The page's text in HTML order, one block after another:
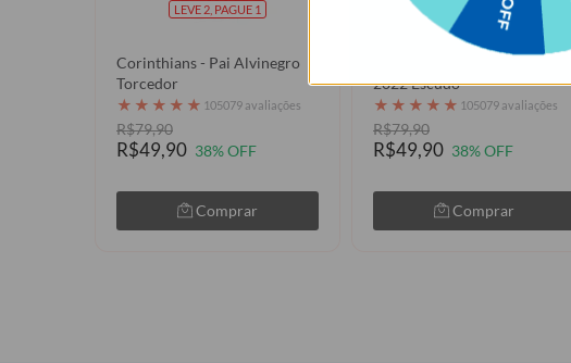
LEVE 2, PAGUE 1
Corinthians - Pai Alvinegro
Torcedor
★ ★ ★ ★ ★ 105079 avaliações
R$79,90
R$49,90 38% OFF
Comprar
LEVE 2, PAGUE 1
2022 Escudo
★ ★ ★ ★ ★ 105079 avaliações
R$79,90
R$49,90 38% OFF
Comprar